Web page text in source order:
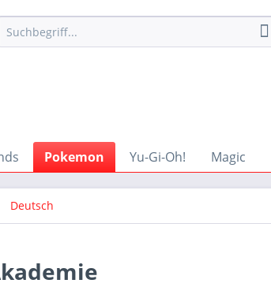
Pokemon Yu-Gi-Oh! Magic
Deutsch